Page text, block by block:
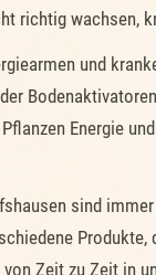
richtig wachsen,
und
Energie
sind
Zeit zu Zeit in